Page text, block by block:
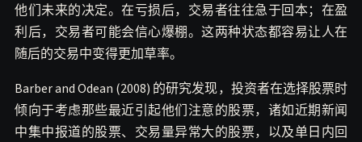
他们未来的决定。在亏损后，交易者往往急于回本；在盈
利后，交易者可能会信心爆棚。这两种状态都容易让人在
随后的交易中变得更加草率。
Barber and Odean (2008) 的研究发现，投资者在选择股票时
倾向于考虑那些最近引起他们注意的股票，诸如近期新闻
中集中报道的股票、交易量异常大的股票，以及单日内回